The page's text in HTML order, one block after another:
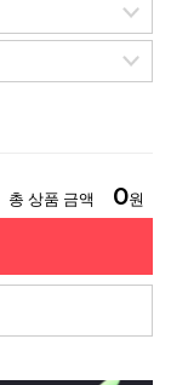
총 상품 금액 0원